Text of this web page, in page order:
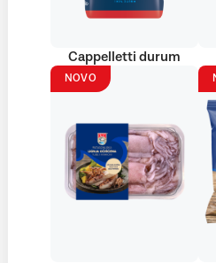
Cappelletti durum
NOVO